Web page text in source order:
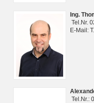
Ing.
Tel.Nr.
E-Mail:
Tel.Nr.: